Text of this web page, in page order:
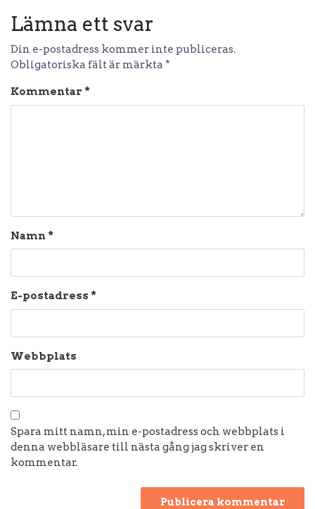
Lämna ett svar
Din e-postadress kommer inte publiceras.
Obligatoriska fält är märkta *
Kommentar *
Namn*
E-postadress *
Webbplats
Spara mitt namn, min e-postadress och webbplats i
denna webbläsare till nästa gång jag skriver en
kommentar.